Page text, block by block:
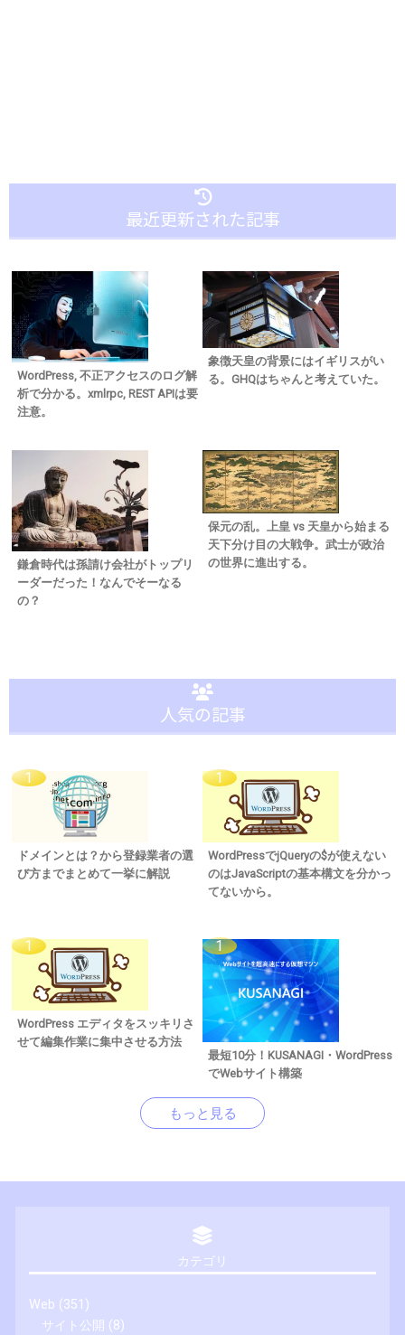
最近更新された記事
WordPress, 不正アクセスのログ解
析で分かる。xmlrpc, REST APIは要
注意。
象徴天皇の背景にはイギリスがい
る。GHQはちゃんと考えていた。
鎌倉時代は孫請け会社がトップリ
ーダーだった！なんでそーなる
の？
保元の乱。上皇 vs 天皇から始まる
天下分け目の大戦争。武士が政治
の世界に進出する。
人気の記事
ドメインとは？から登録業者の選
び方までまとめて一挙に解説
WordPressでjQueryの$が使えない
のはJavaScriptの基本構文を分かっ
てないから。
WordPress エディタをスッキリさ
せて編集作業に集中させる方法
最短10分！KUSANAGI・WordPress
でWebサイト構築
もっと見る
カテゴリ
Web (351)
サイト公開 (8)